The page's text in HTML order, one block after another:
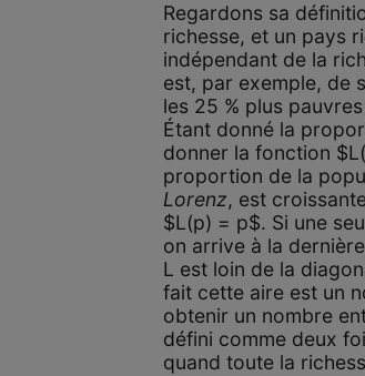
Regardons sa
richesse, et un pays
indépendant de la
est, par exemple, de
les 25 % plus
Étant donné la
donner la fonction
proportion de la
Lorenz, est
$L(p) = p$. Si une
on arrive à la
L est loin de la
fait cette aire est un
obtenir un nombre
défini comme deux
quand toute la